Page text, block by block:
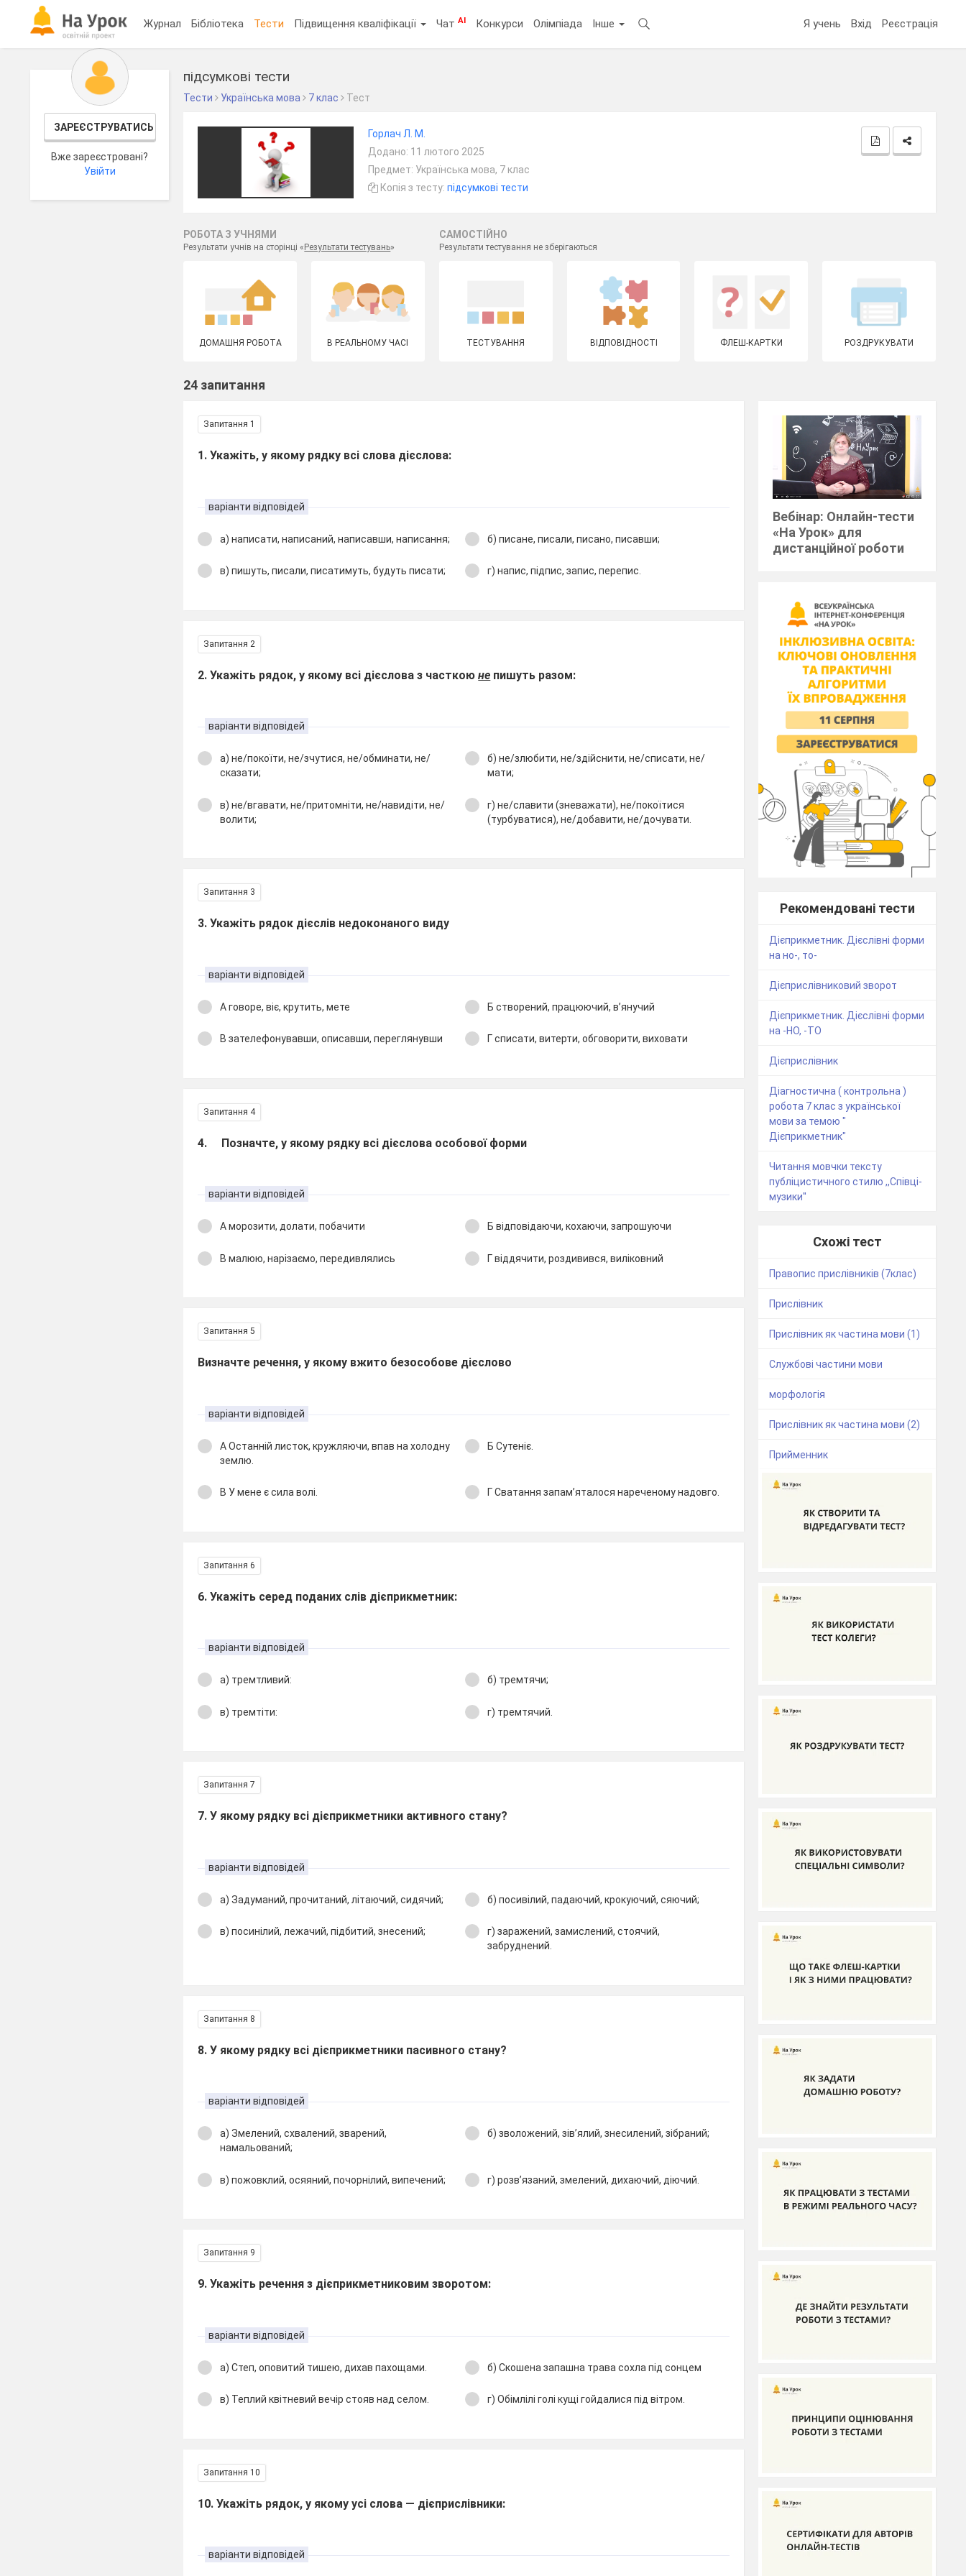
Журнал Бібліотека Тести Підвищення кваліфікації ЧатAI Конкурси Олімпіада Інше Я учень Вхід Реєстрація
ЗАРЕЄСТРУВАТИСЬ
Вже зареєстровані?
Увійти
підсумкові тести
Тести Українська мова 7 клас Тест
Горлач Л. М.
Додано: 11 лютого 2025
Предмет: Українська мова, 7 клас
Копія з тесту: підсумкові тести
РОБОТА З УЧНЯМИ
Результати учнів на сторінці « Результати тестувань»
САМОСТІЙНО
Результати тестування не зберігаються
ДОМАШНЯ РОБОТА В РЕАЛЬНОМУ ЧАСІ ТЕСТУВАННЯ ВІДПОВІДНОСТІ ФЛЕШ-КАРТКИ РОЗДРУКУВАТИ
24 запитання
Запитання 1
1. Укажіть, у якому рядку всі слова дієслова:
варіанти відповідей
а) написати, написаний, написавши, написання; б) писане, писали, писано, писавши;
в) пишуть, писали, писатимуть, будуть писати; г) напис, підпис, запис, перепис.
Запитання 2
2. Укажіть рядок, у якому всі дієслова з часткоюне пишуть разом:
варіанти відповідей
а) не/покоїти, не/зчутися, не/обминати, не/
сказати;
б) не/злюбити, не/здійснити, не/списати, не/
мати;
в) не/вгавати, не/притомніти, не/навидіти, не/
волити;
г) не/славити (зневажати), не/покоїтися
(турбуватися), не/добавити, не/дочувати.
Запитання 3
3. Укажіть рядок дієслів недоконаного виду
варіанти відповідей
А говоре, віє, крутить, мете Б створений, працюючий, в’янучий
В зателефонувавши, описавши, переглянувши Г списати, витерти, обговорити, виховати
Запитання 4
4. Позначте, у якому рядку всі дієслова особової форми
варіанти відповідей
А морозити, долати, побачити Б відповідаючи, кохаючи, запрошуючи
В малюю, нарізаємо, передивлялись Г віддячити, роздивився, виліковний
Запитання 5
Визначте речення, у якому вжито безособове дієслово
варіанти відповідей
А Останній листок, кружляючи, впав на холодну
землю.
Б Сутеніє.
В У мене є сила волі. Г Сватання запам’яталося нареченому надовго.
Запитання 6
6. Укажіть серед поданих слів дієприкметник:
варіанти відповідей
а) тремтливий: б) тремтячи;
в) тремтіти: г) тремтячий.
Запитання 7
7. У якому рядку всі дієприкметники активного стану?
варіанти відповідей
а) Задуманий, прочитаний, літаючий, сидячий; б) посивілий, падаючий, крокуючий, сяючий;
в) посинілий, лежачий, підбитий, знесений;
г) заражений, замислений, стоячий,
забруднений.
Запитання 8
8. У якому рядку всі дієприкметники пасивного стану?
варіанти відповідей
а) Змелений, схвалений, зварений,
намальований;
б) зволожений, зів’ялий, знесилений, зібраний;
в) пожовклий, осяяний, почорнілий, випечений; г) розв’язаний, змелений, дихаючий, діючий.
Запитання 9
9. Укажіть речення з дієприкметниковим зворотом:
варіанти відповідей
а) Степ, оповитий тишею, дихав пахощами. б) Скошена запашна трава сохла під сонцем
в) Теплий квітневий вечір стояв над селом. г) Обімлілі голі кущі гойдалися під вітром.
Запитання 10
10. Укажіть рядок, у якому усі слова — дієприслівники:
варіанти відповідей
Вебінар: Онлайн-тести
«На Урок» для
дистанційної роботи
Рекомендовані тести
Дієприкметник. Дієслівні форми
на но-, то-
Дієприслівниковий зворот
Дієприкметник. Дієслівні форми
на -НО, -ТО
Дієприслівник
Діагностична ( контрольна )
робота 7 клас з української
мови за темою "
Дієприкметник"
Читання мовчки тексту
публіцистичного стилю ,,Співці-
музики''
Схожі тест
Правопис прислівників (7клас)
Прислівник
Прислівник як частина мови (1)
Службові частини мови
морфологія
Прислівник як частина мови (2)
Прийменник